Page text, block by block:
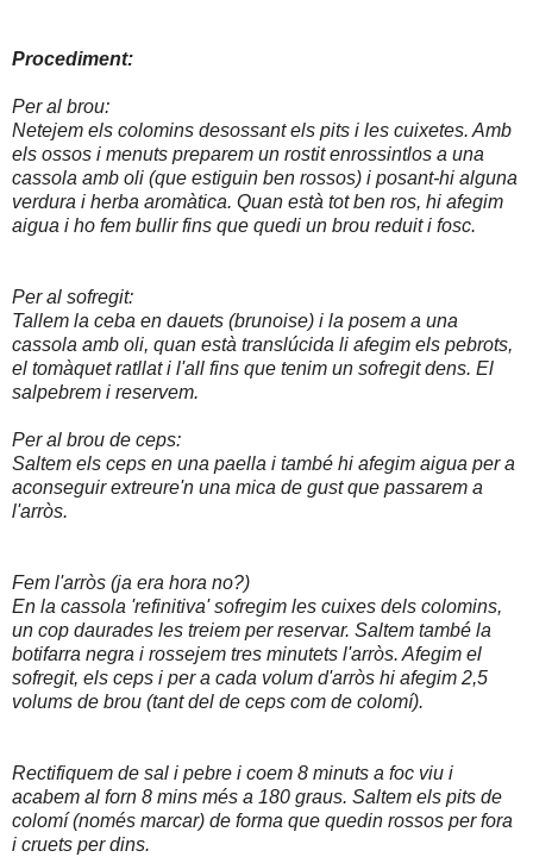
Procediment:
Per al brou:
Netejem els colomins desossant els pits i les cuixetes. Amb
els ossos i menuts preparem un rostit enrossintlos a una
cassola amb oli (que estiguin ben rossos) i posant-hi alguna
verdura i herba aromàtica. Quan està tot ben ros, hi afegim
aigua i ho fem bullir fins que quedi un brou reduit i fosc.
Per al sofregit:
Tallem la ceba en dauets (brunoise) i la posem a una
cassola amb oli, quan està translúcida li afegim els pebrots,
el tomàquet ratllat i l'all fins que tenim un sofregit dens. El
salpebrem i reservem.
Per al brou de ceps:
Saltem els ceps en una paella i també hi afegim aigua per a
aconseguir extreure'n una mica de gust que passarem a
l'arròs.
Fem l'arròs (ja era hora no?)
En la cassola 'refinitiva' sofregim les cuixes dels colomins,
un cop daurades les treiem per reservar. Saltem també la
botifarra negra i rossejem tres minutets l'arròs. Afegim el
sofregit, els ceps i per a cada volum d'arròs hi afegim 2,5
volums de brou (tant del de ceps com de colomí).
Rectifiquem de sal i pebre i coem 8 minuts a foc viu i
acabem al forn 8 mins més a 180 graus. Saltem els pits de
colomí (només marcar) de forma que quedin rossos per fora
i cruets per dins.